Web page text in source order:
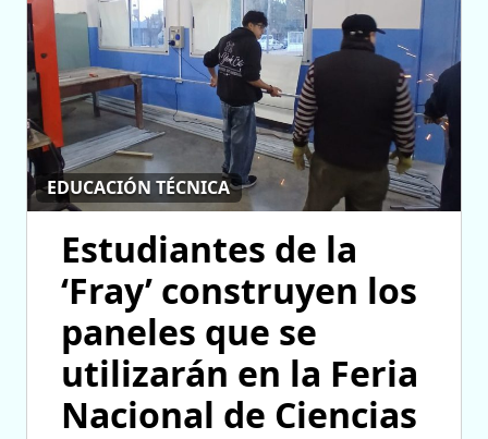
EDUCACIÓN TÉCNICA
Estudiantes de la
‘Fray’ construyen los
paneles que se
utilizarán en la Feria
Nacional de Ciencias